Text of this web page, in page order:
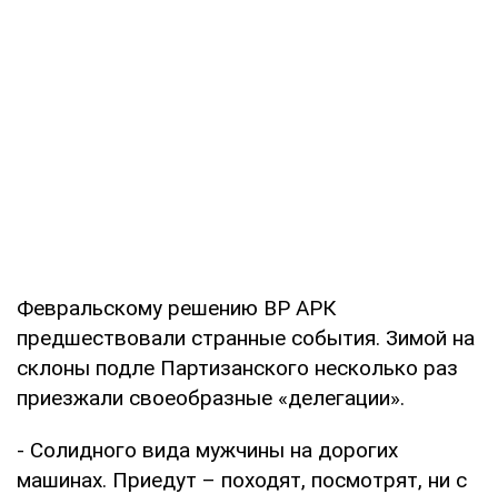
Февральскому решению ВР АРК
предшествовали странные события. Зимой на
склоны подле Партизанского несколько раз
приезжали своеобразные «делегации».
- Солидного вида мужчины на дорогих
машинах. Приедут – походят, посмотрят, ни с